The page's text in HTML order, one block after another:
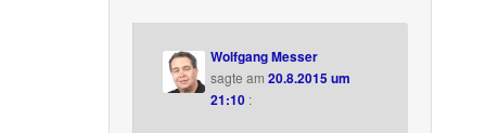
Wolfgang Messer
sagte am20.8.2015 um
21:10 :